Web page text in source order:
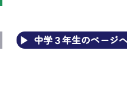
中学３年生のページ